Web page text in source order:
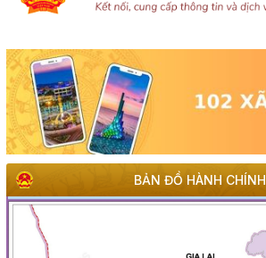
BẢN ĐỒ HÀNH CHÍNH